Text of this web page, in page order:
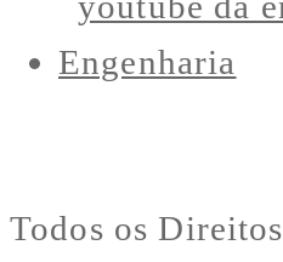
Todos os